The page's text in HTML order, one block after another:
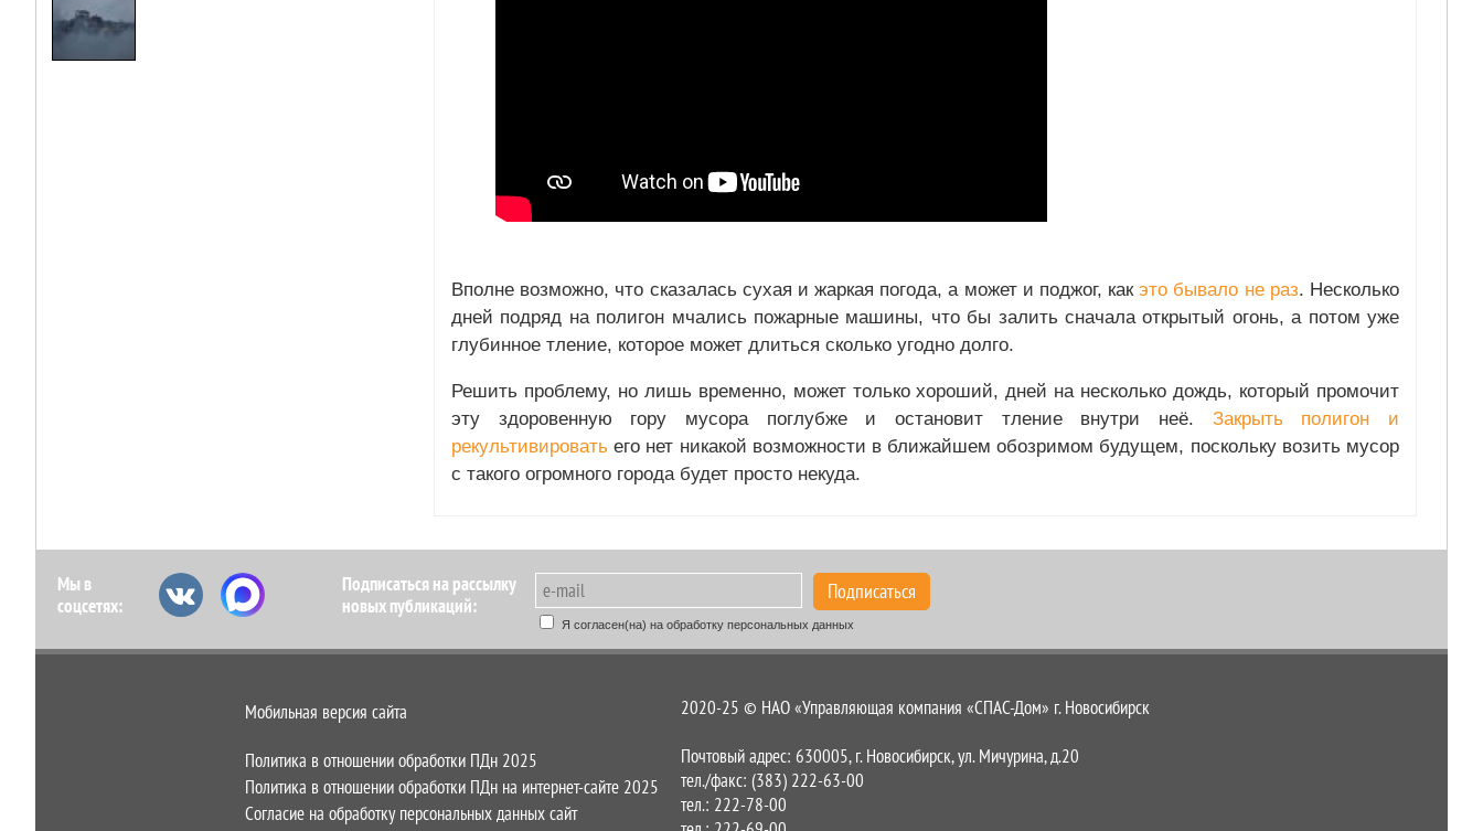
Вполне возможно, что сказалась сухая и жаркая погода, а может и поджог, какэто бывало не раз. Несколько
дней подряд на полигон мчались пожарные машины, что бы залить сначала открытый огонь, а потом уже
глубинное тление, которое может длиться сколько угодно долго.
Решить проблему, но лишь временно, может только хороший, дней на несколько дождь, который промочит
эту здоровенную гору мусора поглубже и остановит тление внутри неё. Закрыть полигон и
рекультивировать его нет никакой возможности в ближайшем обозримом будущем, поскольку возить мусор
с такого огромного города будет просто некуда.
Мы в
соцсетях:
Подписаться на рассылку
новых публикаций:
Подписаться
Я согласен(на) на обработку персональных данных
2020-25 © НАО «Управляющая компания «СПАС-Дом» г. Новосибирск
Почтовый адрес: 630005, г. Новосибирск, ул. Мичурина, д.20
тел./факс: (383) 222-63-00
тел.: 222-78-00
Мобильная версия сайта
Политика в отношении обработки ПДн 2025
Политика в отношении обработки ПДн на интернет-сайте 2025
Согласие на обработку персональных данных сайт